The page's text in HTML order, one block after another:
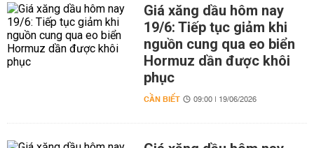
Giá xăng dầu hôm nay
19/6: Tiếp tục giảm khi
nguồn cung qua eo biển
Hormuz dần được khôi
phục
CẦN BIẾT 09:00 | 19/06/2026